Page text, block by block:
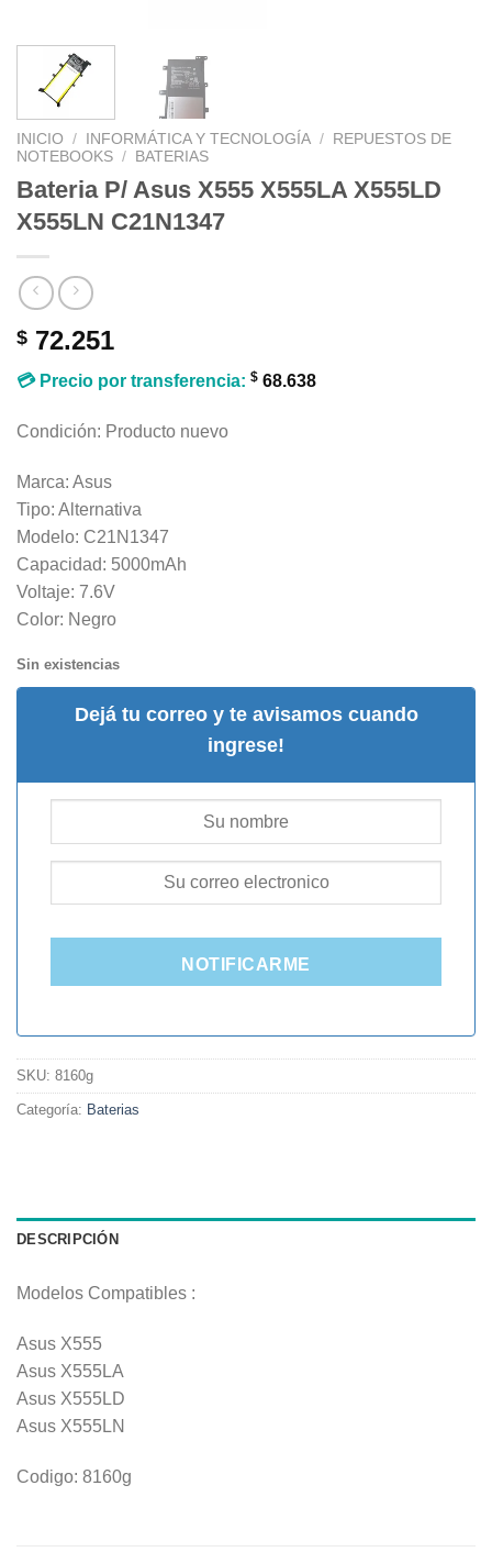
INICIO / INFORMÁTICA Y TECNOLOGÍA /
REPUESTOS DE
NOTEBOOKS / BATERIAS
Bateria P/ Asus X555 X555LA X555LD
X555LN C21N1347
$ 72.251
💳 Precio por transferencia: $ 68.638
Condición: Producto nuevo
Marca: Asus
Tipo: Alternativa
Modelo: C21N1347
Capacidad: 5000mAh
Voltaje: 7.6V
Color: Negro
Sin existencias
Dejá tu correo y te avisamos cuando
ingrese!
NOTIFICARME
SKU: 8160g
Categoría: Baterias
DESCRIPCIÓN
Modelos Compatibles :
Asus X555
Asus X555LA
Asus X555LD
Asus X555LN
Codigo: 8160g